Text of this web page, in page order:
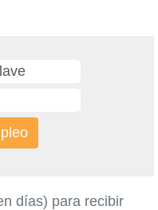
días) para recibir